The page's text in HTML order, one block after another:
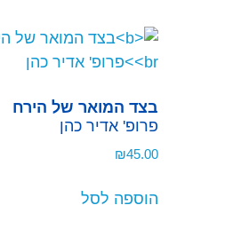
בצד המואר של הירח
פרופ' אדיר כהן
₪45.00
הוספה לסל